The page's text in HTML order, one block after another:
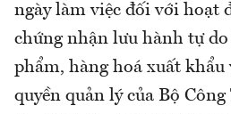
ngày làm việc đối với hoạt
chứng nhận lưu hành tự
phẩm, hàng hoá xuất
quyền quản lý của Bộ